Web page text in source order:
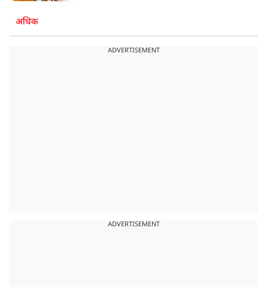
अधिक
ADVERTISEMENT
ADVERTISEMENT